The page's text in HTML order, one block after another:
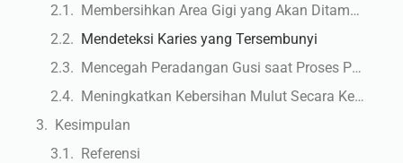
Membersihkan Area Gigi yang Akan Ditambal
Mendeteksi Karies yang Tersembunyi
Mencegah Peradangan Gusi saat Proses Penambalan
Meningkatkan Kebersihan Mulut Secara Keseluruhan
Kesimpulan
Referensi